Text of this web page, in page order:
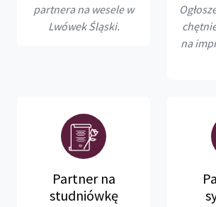
partnera na wesele w
Lwówek Śląski.
na
Partner na
studniówkę